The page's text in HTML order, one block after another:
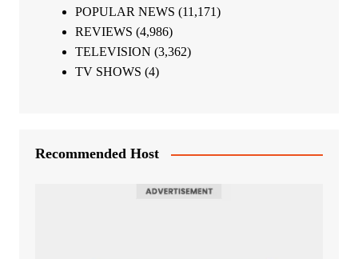
POPULAR NEWS (11,171)
REVIEWS (4,986)
TELEVISION (3,362)
TV SHOWS (4)
Recommended Host